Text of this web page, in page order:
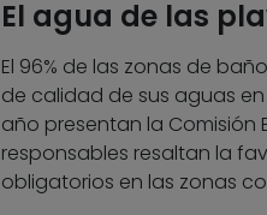
El agua de las
El 96% de las zonas de
de calidad de sus aguas
año presentan la Comisión
responsables resaltan la
obligatorios en las zonas